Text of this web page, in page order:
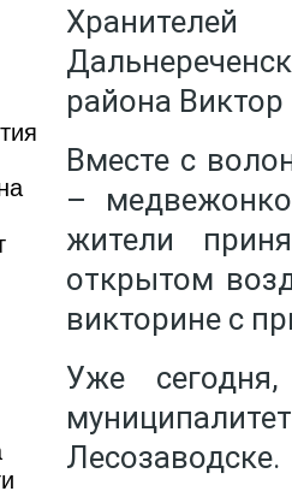
района
Вместе с
–
жители
открытом
викторине с
Уже
Лесозаводске.